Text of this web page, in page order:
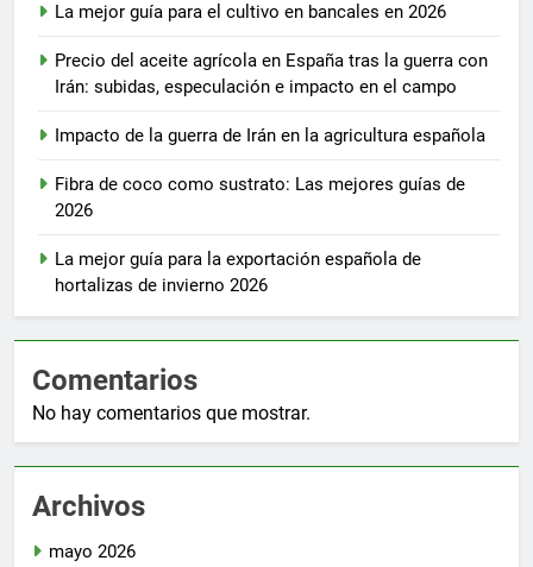
La mejor guía para el cultivo en bancales en 2026
Precio del aceite agrícola en España tras la guerra con
Irán: subidas, especulación e impacto en el campo
Impacto de la guerra de Irán en la agricultura española
Fibra de coco como sustrato: Las mejores guías de
2026
La mejor guía para la exportación española de
hortalizas de invierno 2026
Comentarios
No hay comentarios que mostrar.
Archivos
mayo 2026